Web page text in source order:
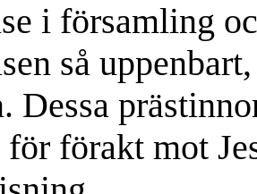
i församling
så
Dessa
förakt mot